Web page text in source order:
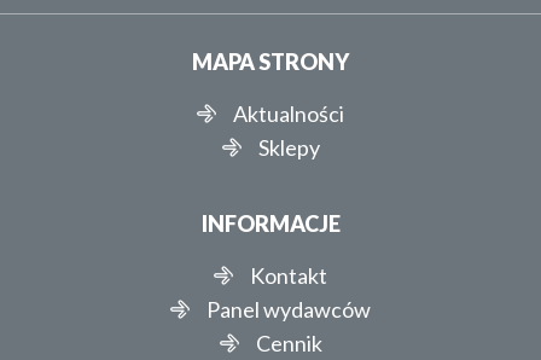
MAPA STRONY
Aktualności
Sklepy
INFORMACJE
Kontakt
Panel wydawców
Cennik